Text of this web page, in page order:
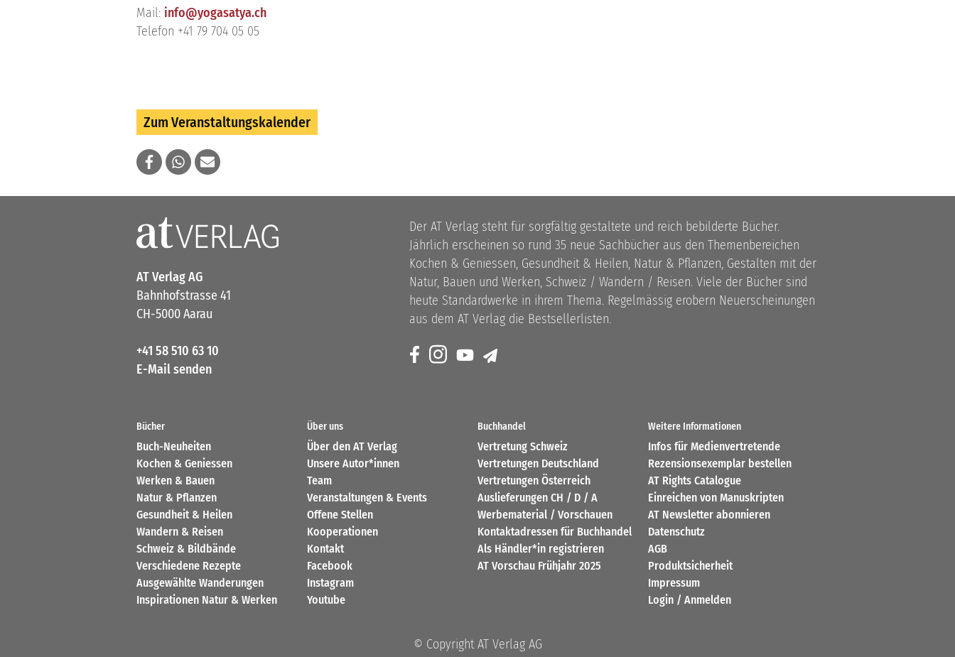
Mail: info@yogasatya.ch
Telefon +41 79 704 05 05
Zum Veranstaltungskalender
AT Verlag AG
Bahnhofstrasse 41
CH-5000 Aarau
+41 58 510 63 10
E-Mail senden
Der AT Verlag steht für sorgfältig gestaltete und reich bebilderte Bücher.
Jährlich erscheinen so rund 35 neue Sachbücher aus den Themenbereichen
Kochen & Geniessen, Gesundheit & Heilen, Natur & Pflanzen, Gestalten mit der
Natur, Bauen und Werken, Schweiz / Wandern / Reisen. Viele der Bücher sind
heute Standardwerke in ihrem Thema. Regelmässig erobern Neuerscheinungen
aus dem AT Verlag die Bestsellerlisten.
Bücher
Buch-Neuheiten
Kochen & Geniessen
Werken & Bauen
Natur & Pflanzen
Gesundheit & Heilen
Wandern & Reisen
Schweiz & Bildbände
Verschiedene Rezepte
Ausgewählte Wanderungen
Inspirationen Natur & Werken
Über uns
Über den AT Verlag
Unsere Autor*innen
Team
Veranstaltungen & Events
Offene Stellen
Kooperationen
Kontakt
Facebook
Instagram
Youtube
Buchhandel
Vertretung Schweiz
Vertretungen Deutschland
Vertretungen Österreich
Auslieferungen CH / D / A
Werbematerial / Vorschauen
Kontaktadressen für Buchhandel
Als Händler*in registrieren
AT Vorschau Frühjahr 2025
Weitere Informationen
Infos für Medienvertretende
Rezensionsexemplar bestellen
AT Rights Catalogue
Einreichen von Manuskripten
AT Newsletter abonnieren
Datenschutz
AGB
Produktsicherheit
Impressum
Login / Anmelden
© Copyright AT Verlag AG